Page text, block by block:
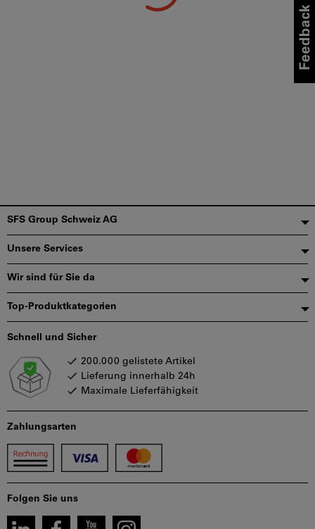
Fußzeile
SFS Group Schweiz AG
Unsere Services
Wir sind für Sie da
Top-Produktkategorien
Folgen Sie uns
Zahlungsarten
Schnell und Sicher
200.000 gelistete Artikel
Lieferung innerhalb 24h
Maximale Lieferfähigkeit